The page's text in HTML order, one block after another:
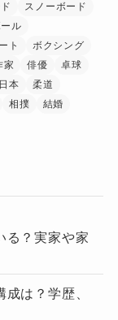
スノーボード
ル
ト
ボクシング
家 俳優
卓球
日本
柔道
相撲
結婚
る？実家や家
は？学歴、